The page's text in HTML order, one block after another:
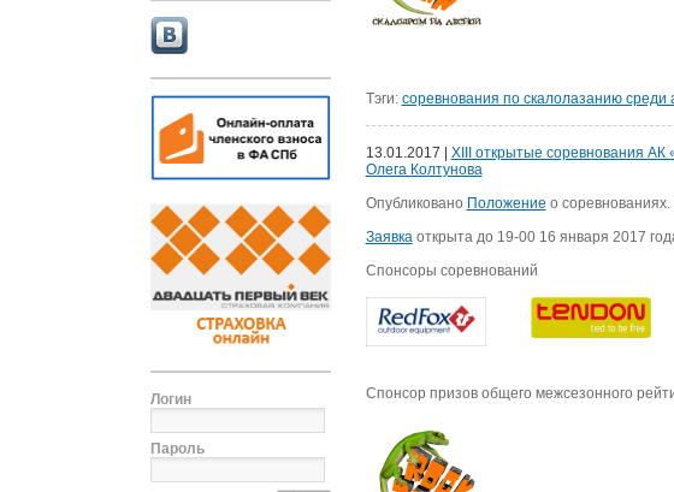
Логин
Пароль
Тэги: соревнования по скалолазанию среди
13.01.2017 | XIII открытые соревнования АК
Олега Колтунова
Опубликовано Положение о соревнованиях.
Заявкаоткрыта до 19-00 16 января 2017
Спонсоры соревнований
Спонсор призов общего межсезонного